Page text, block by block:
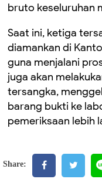
bruto keseluruhan
Saat ini, ketiga
diamankan di
guna menjalani
juga akan
tersangka,
barang bukti ke
pemeriksaan lebih
Share: